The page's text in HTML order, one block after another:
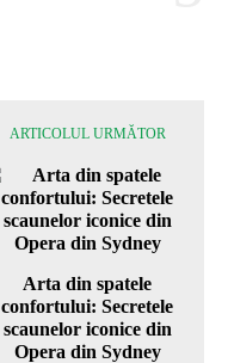
ARTICOLUL URMĂTOR
Arta din spatele
confortului: Secretele
scaunelor iconice din
Opera din Sydney